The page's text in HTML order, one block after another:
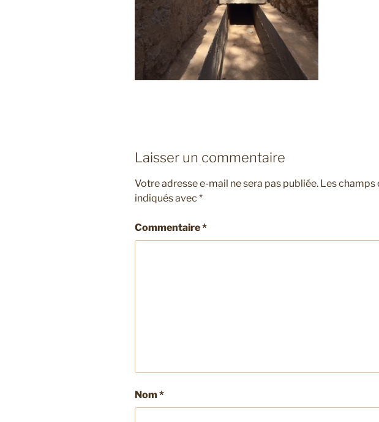
Laisser un commentaire
Votre adresse e-mail ne sera pas publiée. Les
indiqués avec *
Commentaire*
Nom *